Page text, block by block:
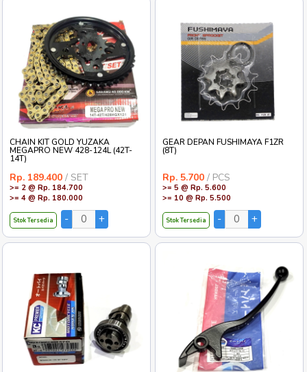
CHAIN KIT GOLD YUZAKA
MEGAPRO NEW 428-124L (42T-
14T)
Rp. 189.400 / SET
>= 2 @ Rp. 184.700
>= 4 @ Rp. 180.000
Stok Tersedia
GEAR DEPAN FUSHIMAYA F1ZR
(8T)
Rp. 5.700 / PCS
>= 5 @ Rp. 5.600
>= 10 @ Rp. 5.500
Stok Tersedia